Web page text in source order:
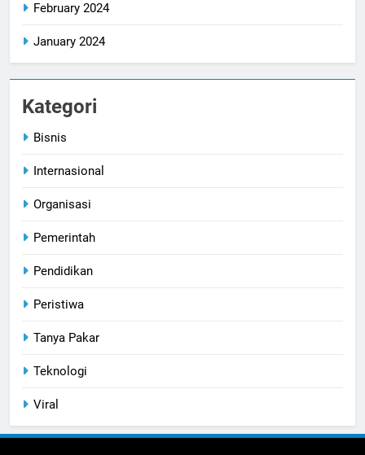
February 2024
January 2024
Kategori
Bisnis
Internasional
Organisasi
Pemerintah
Pendidikan
Peristiwa
Tanya Pakar
Teknologi
Viral